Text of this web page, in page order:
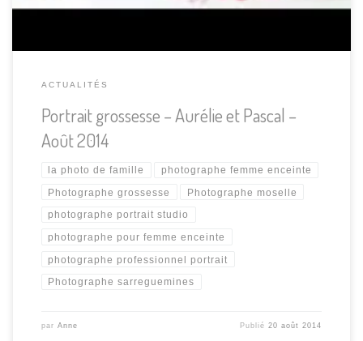
ACTUALITÉS
Portrait grossesse – Aurélie et Pascal –
Août 2014
la photo de famille photographe femme enceinte
Photographe grossesse Photographe moselle
photographe portrait studio
photographe pour femme enceinte
photographe professionnel portrait
Photographe sarreguemines
par Anne Publié20 août 2014